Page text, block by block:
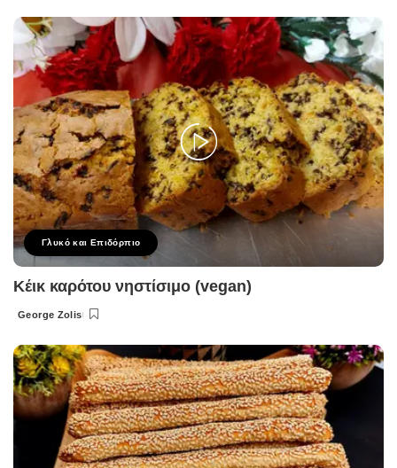
Γλυκό και Επιδόρπιο
Κέικ καρότου νηστίσιμο (vegan)
Posted
George Zolis